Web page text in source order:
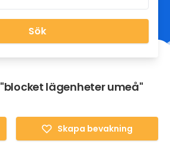
Sök
"blocket lägenheter umeå"
Skapa bevakning